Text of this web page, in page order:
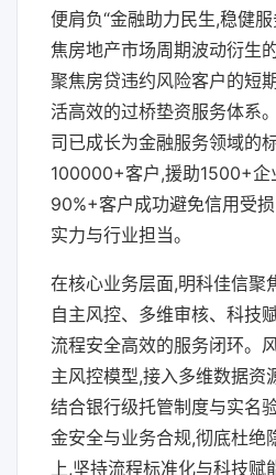
便肩负“金融助力民生,稳健
焦房地产市场周期波动衍生
聚焦房贷违约风险客户的短
活高效的过桥垫资服务体系
司已成长为金融服务领域的
100000+客户,援助1500+企
90%+客户成功避免信用受
实力与行业担当。
在核心业务层面,明科佳信聚
自主风控、多维审核、科技
流程安全高效的服务闭环。
主风控模型,接入多维数据资
结合银行级托管制度与实名
金安全与业务合规,彻底杜绝
上,坚持流程标准化与科技赋